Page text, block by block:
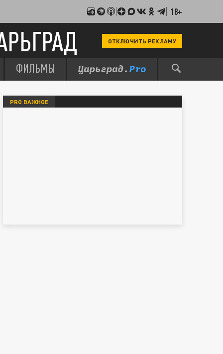
18+
ОТКЛЮЧИТЬ РЕКЛАМУ
ФИЛЬМЫ
PRO ВАЖНОЕ